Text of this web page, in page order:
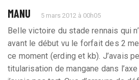
MANU 5 mars 2012 à 00h05
Belle victoire du stade rennais qui
avant le début vu le forfait des 2
ce moment (erding et kb). J’avais
titularisation de mangane dans